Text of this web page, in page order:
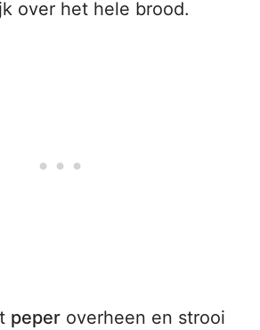
over het hele brood.
peper overheen en strooi